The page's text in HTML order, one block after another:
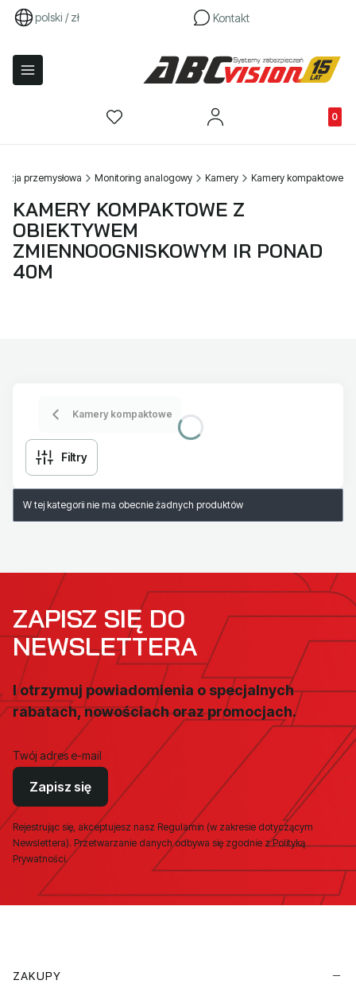
polski / zł Kontakt
przemysłowa Monitoring analogowy Kamery Kamery kompaktowe
KAMERY KOMPAKTOWE Z
OBIEKTYWEM
ZMIENNOOGNISKOWYM IR PONAD
40M
Kamery kompaktowe
Filtry
Lista produktów
W tej kategorii nie ma obecnie żadnych produktów
ZAPISZ SIĘ DO
NEWSLETTERA
I otrzymuj powiadomienia o specjalnych
rabatach, nowościach oraz promocjach.
Twój adres e-mail
Zapisz się
Rejestrując się, akceptujesz nasz Regulamin (w zakresie dotyczącym
Newslettera). Przetwarzanie danych odbywa się zgodnie z Polityką
Prywatności.
ZAKUPY